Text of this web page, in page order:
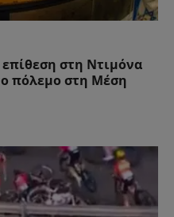
στη Ντιμόνα
πόλεμο στη Μέση